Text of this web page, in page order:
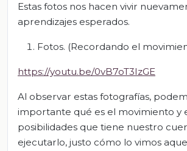
Estas fotos nos hacen vivir
aprendizajes esperados.
Fotos. (Recordando el
https://youtu.be/0vB7oT3IzGE
Al observar estas fotografías,
importante qué es el movimiento y
posibilidades que tiene nuestro
ejecutarlo, justo cómo lo vimos